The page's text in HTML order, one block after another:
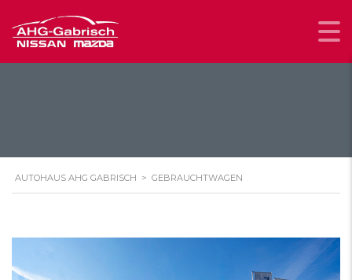
AUTOHAUS AHG GABRISCH > GEBRAUCHTWAGEN